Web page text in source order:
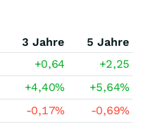
3 Jahre
5 Jahre
+0,64
+2,25
+4,40% +5,64%
-0,17% -0,69%